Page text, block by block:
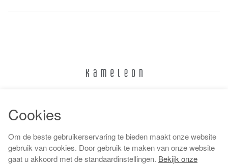
Algemene voorwaarden
Cookies
Om de beste gebruikerservaring te bieden maakt onze website
gebruik van cookies. Door gebruik te maken van onze website
gaat u akkoord met de standaardinstellingen. Bekijk onze